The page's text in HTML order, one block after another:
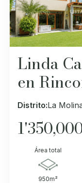
Linda
en
Distrito:La
Área total
950m²